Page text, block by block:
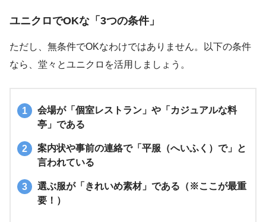
ユニクロでOKな「3つの条件」
ただし、無条件でOKなわけではありません。以下の条件
なら、堂々とユニクロを活用しましょう。
会場が「個室レストラン」や「カジュアルな料
亭」である
案内状や事前の連絡で「平服（へいふく）で」と
言われている
選ぶ服が「きれいめ素材」である（※ここが最重
要！）